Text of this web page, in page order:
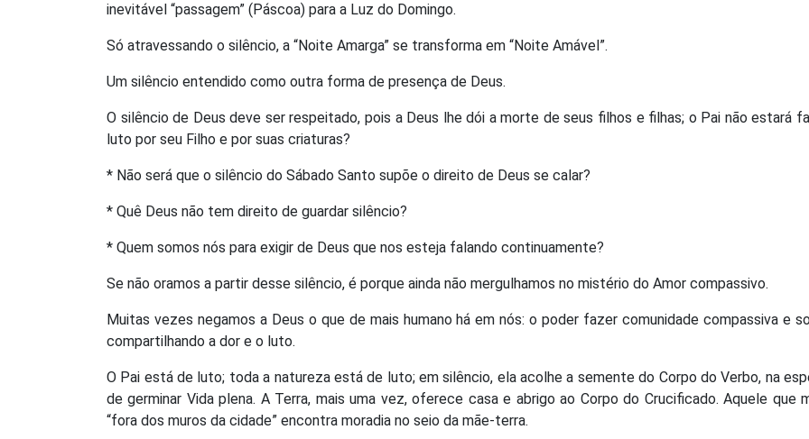
inevitável “passagem” (Páscoa) para a Luz do Domingo.
Só atravessando o silêncio, a “Noite Amarga” se transforma em “Noite Amável”.
Um silêncio entendido como outra forma de presença de Deus.
O silêncio de Deus deve ser respeitado, pois a Deus lhe dói a morte de seus filhos e filhas; o Pai não estará
luto por seu Filho e por suas criaturas?
* Não será que o silêncio do Sábado Santo supõe o direito de Deus se calar?
* Quê Deus não tem direito de guardar silêncio?
* Quem somos nós para exigir de Deus que nos esteja falando continuamente?
Se não oramos a partir desse silêncio, é porque ainda não mergulhamos no mistério do Amor compassivo.
Muitas vezes negamos a Deus o que de mais humano há em nós: o poder fazer comunidade compassiva e
compartilhando a dor e o luto.
O Pai está de luto; toda a natureza está de luto; em silêncio, ela acolhe a semente do Corpo do Verbo, na
de germinar Vida plena. A Terra, mais uma vez, oferece casa e abrigo ao Corpo do Crucificado. Aquele que
“fora dos muros da cidade” encontra moradia no seio da mãe-terra.